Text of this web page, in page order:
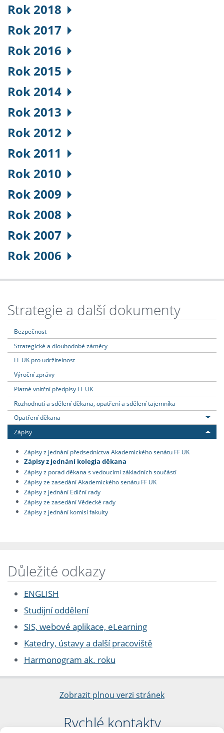
Rok 2018
Rok 2017
Rok 2016
Rok 2015
Rok 2014
Rok 2013
Rok 2012
Rok 2011
Rok 2010
Rok 2009
Rok 2008
Rok 2007
Rok 2006
Strategie a další dokumenty
Bezpečnost
Strategické a dlouhodobé záměry
FF UK pro udržitelnost
Výroční zprávy
Platné vnitřní předpisy FF UK
Rozhodnutí a sdělení děkana, opatření a sdělení tajemníka
Opatření děkana
Zápisy
Zápisy z jednání předsednictva Akademického senátu FF UK
Zápisy z jednání kolegia děkana
Zápisy z porad děkana s vedoucími základních součástí
Zápisy ze zasedání Akademického senátu FF UK
Zápisy z jednání Ediční rady
Zápisy ze zasedání Vědecké rady
Zápisy z jednání komisí fakulty
Důležité odkazy
ENGLISH
Studijní oddělení
SIS, webové aplikace, eLearning
Katedry, ústavy a další pracoviště
Harmonogram ak. roku
Zobrazit plnou verzi stránek
Rychlé kontakty